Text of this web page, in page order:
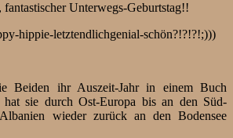
Unterwegs-Geburtstag!!
hippie-letztendlichgenial-schön?!?!?!;)))
Beiden ihr Auszeit-Jahr in einem Buch
hat sie durch Ost-Europa bis an den Süd-
wieder zurück an den Bodensee